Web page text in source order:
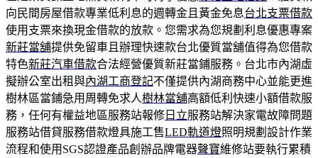
向民間房屋借款專業低利息的週轉金且黃金免息台北支票借款
使用支票來換現金借款的放款。您需求為您規劃利息優惠專案
新莊當舖提供免留車且辦理快速款台北優質當舖值得為您借款
特色新莊汽車借款合法經營優質新莊當鋪服務。台北市內湖虛
擬辦公室出租與內湖工商登記不僅提供內湖商務中心並能更進
樹林區當鋪急用周轉免求人樹林當舖高額低利快速小額借款服
務，任何有權益地區服務站報修 日立服務站解決家電故障問題
服務站借貸服務借款燈具施工售LED軌道燈照明規劃設計作業
流程和使用SGS認證產品創辦品牌電器聲寶維修站要執行累積